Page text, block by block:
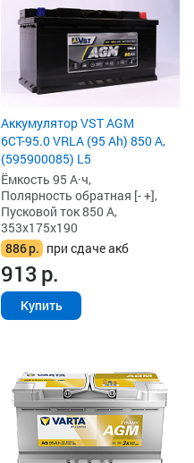
Аккумулятор VST AGM
6СТ-95.0 VRLA (95 Ah) 850 А,
(595900085) L5
Ёмкость 95 А·ч,
Полярность обратная [- +],
Пусковой ток 850 А,
353x175x190
886р. при сдаче акб
913р.
Купить